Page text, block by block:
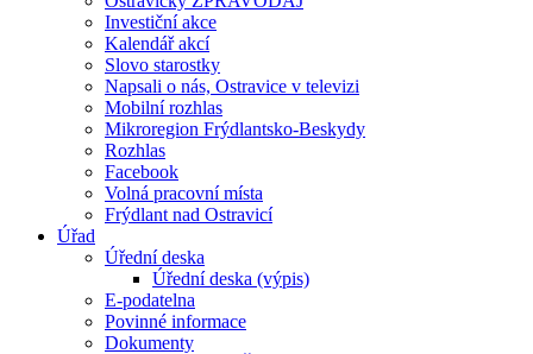
Investiční akce
Kalendář akcí
Slovo starostky
Napsali o nás, Ostravice v televizi
Mobilní rozhlas
Mikroregion Frýdlantsko-Beskydy
Rozhlas
Facebook
Volná pracovní místa
Frýdlant nad Ostravicí
Úřad
Úřední deska
Úřední deska (výpis)
E-podatelna
Povinné informace
Dokumenty